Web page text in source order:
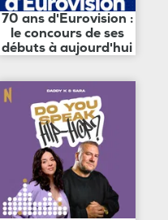
70 ans d'Eurovision :
le concours de ses
débuts à aujourd'hui